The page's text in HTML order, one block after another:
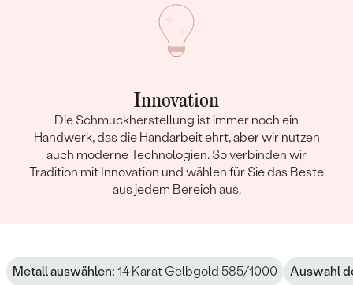
Innovation
Die Schmuckherstellung ist immer noch ein
Handwerk, das die Handarbeit ehrt, aber wir nutzen
auch moderne Technologien. So verbinden wir
Tradition mit Innovation und wählen für Sie das Beste
aus jedem Bereich aus.
Metall auswählen: 14 Karat Gelbgold 585/1000 Auswahl